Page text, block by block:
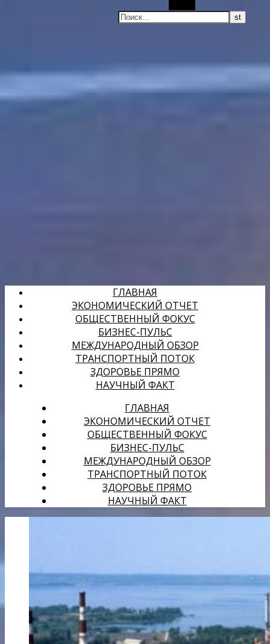
ГЛАВНАЯ
ЭКОНОМИЧЕСКИЙ ОТЧЕТ
ОБЩЕСТВЕННЫЙ ФОКУС
БИЗНЕС-ПУЛЬС
МЕЖДУНАРОДНЫЙ ОБЗОР
ТРАНСПОРТНЫЙ ПОТОК
ЗДОРОВЬЕ ПРЯМО
НАУЧНЫЙ ФАКТ
ГЛАВНАЯ
ЭКОНОМИЧЕСКИЙ ОТЧЕТ
ОБЩЕСТВЕННЫЙ ФОКУС
БИЗНЕС-ПУЛЬС
МЕЖДУНАРОДНЫЙ ОБЗОР
ТРАНСПОРТНЫЙ ПОТОК
ЗДОРОВЬЕ ПРЯМО
НАУЧНЫЙ ФАКТ